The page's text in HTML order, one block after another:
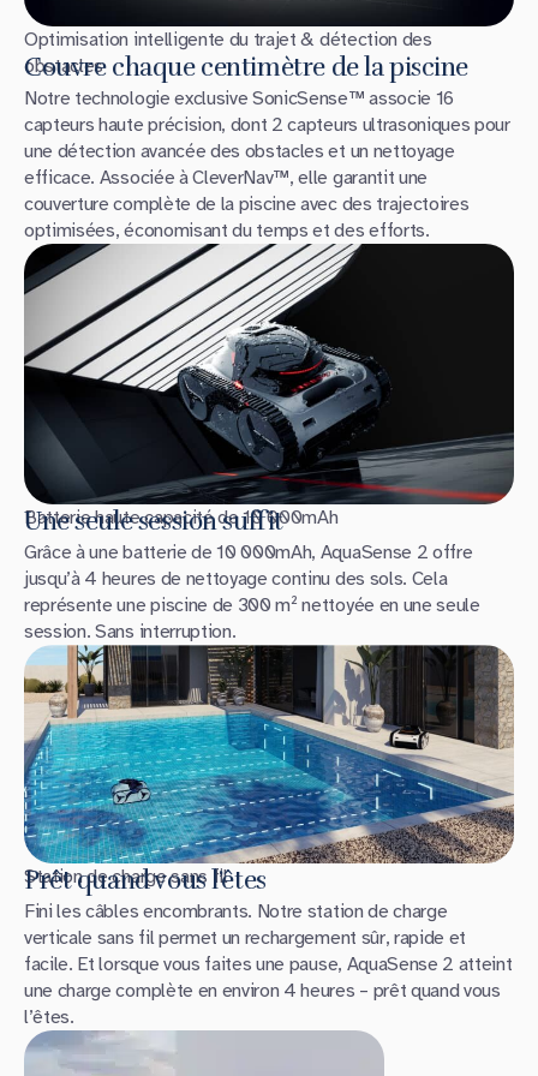
Optimisation intelligente du trajet & détection des
obstacles
Couvre chaque centimètre de la piscine
Notre technologie exclusive SonicSense™ associe 16
capteurs haute précision, dont 2 capteurs ultrasoniques pour
une détection avancée des obstacles et un nettoyage
efficace. Associée à CleverNav™, elle garantit une
couverture complète de la piscine avec des trajectoires
optimisées, économisant du temps et des efforts.
Batterie haute capacité de 10 000mAh
Une seule session suffit
Grâce à une batterie de 10 000mAh, AquaSense 2 offre
jusqu’à 4 heures de nettoyage continu des sols. Cela
représente une piscine de 300 m² nettoyée en une seule
session. Sans interruption.
Station de charge sans fil
Prêt quand vous l’êtes
Fini les câbles encombrants. Notre station de charge
verticale sans fil permet un rechargement sûr, rapide et
facile. Et lorsque vous faites une pause, AquaSense 2 atteint
une charge complète en environ 4 heures – prêt quand vous
l’êtes.